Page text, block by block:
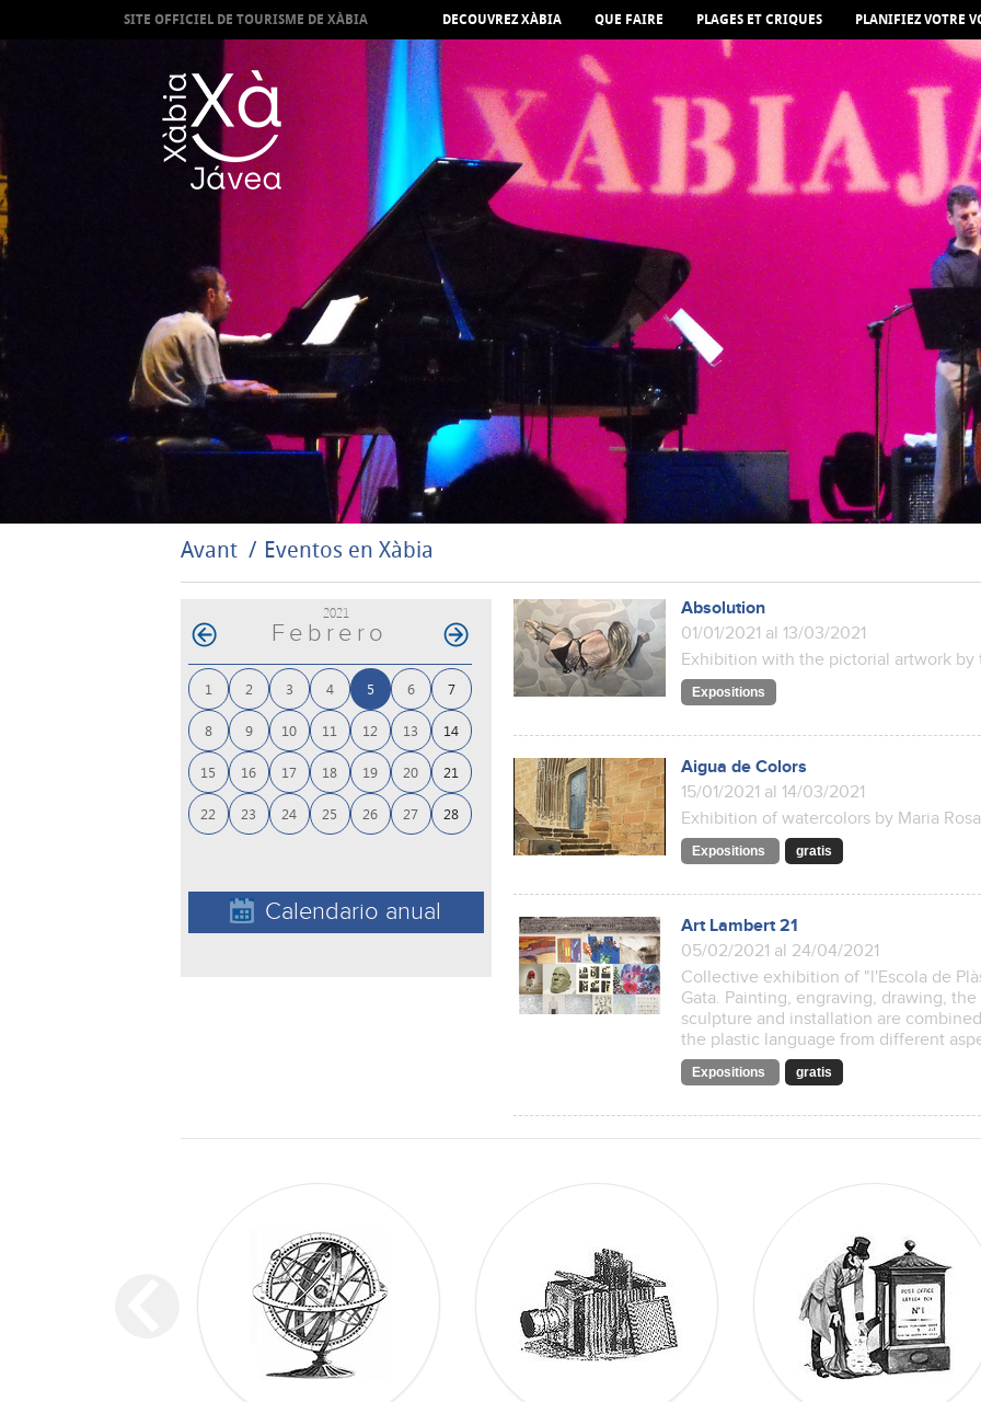
SITE OFFICIEL DE TOURISME DE XÀBIA DECOUVREZ XÀBIA QUE FAIRE PLAGES ET CRIQUES PLANIFIEZ VOTRE
Avant Eventos en Xàbia
2021
Febrero
1 2 3 4 5 6 7
8 9 10 11 12 13 14
15 16 17 18 19 20 21
22 23 24 25 26 27 28
Calendario anual
Absolution
01/01/2021 al 13/03/2021
Exhibition with the pictorial artwork by
Expositions
Aigua de Colors
15/01/2021 al 14/03/2021
Exhibition of watercolors by Maria
Expositions gratis
Art Lambert 21
05/02/2021 al 24/04/2021
Collective exhibition of "l'Escola de
Gata. Painting, engraving, drawing,
sculpture and installation are
the plastic language from different
Expositions gratis